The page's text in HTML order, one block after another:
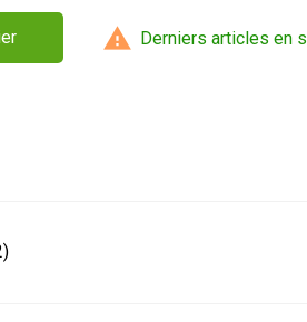
 Derniers articles en